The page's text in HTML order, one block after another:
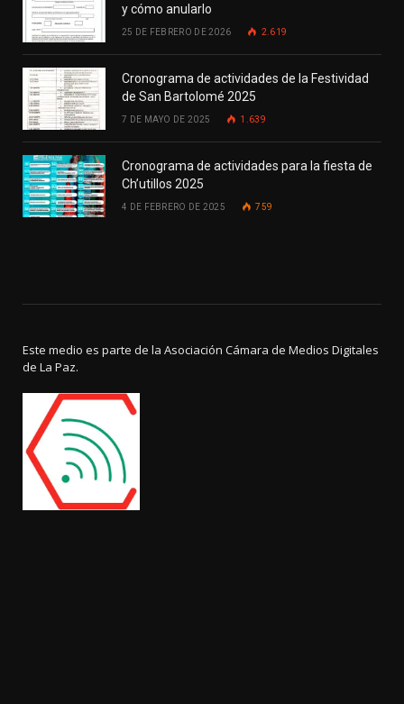
y cómo anularlo
25 DE FEBRERO DE 2026 2.619
Cronograma de actividades de la Festividad
de San Bartolomé 2025
7 DE MAYO DE 2025 1.639
Cronograma de actividades para la fiesta de
Ch’utillos 2025
4 DE FEBRERO DE 2025 759
Este medio es parte de la Asociación Cámara de Medios Digitales
de La Paz.